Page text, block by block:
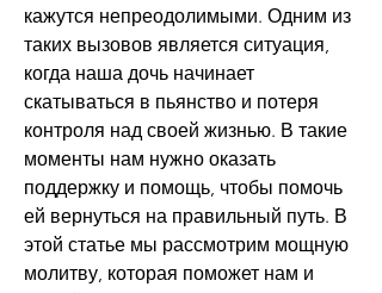
кажутся непреодолимыми. Одним из
таких вызовов является ситуация,
когда наша дочь начинает
скатываться в пьянство и потеря
контроля над своей жизнью. В такие
моменты нам нужно оказать
поддержку и помощь, чтобы помочь
ей вернуться на правильный путь. В
этой статье мы рассмотрим мощную
молитву, которая поможет нам и